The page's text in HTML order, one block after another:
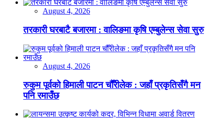
August 4, 2026
तरकारी घरबाटै बजारमा : वालिङमा कृषि एम्बुलेन्स सेवा सुरु
August 4, 2026
रुकुम पूर्वको हिमाली पाटन चौँरीलेक : जहाँ प्रकृतिसँगै मन
पनि रमाउँछ